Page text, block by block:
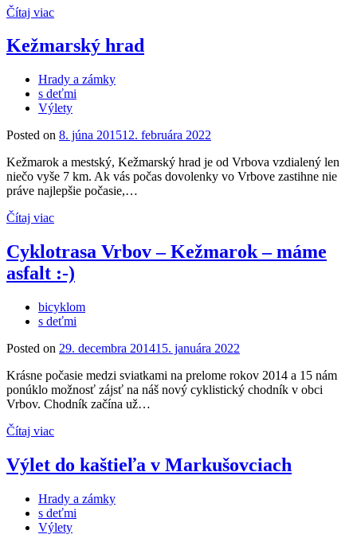
Čítaj viac
Kežmarský hrad
Hrady a zámky
s deťmi
Výlety
Posted on 8. júna 201512. februára 2022
Kežmarok a mestský, Kežmarský hrad je od Vrbova vzdialený len
niečo vyše 7 km. Ak vás počas dovolenky vo Vrbove zastihne nie
práve najlepšie počasie,…
Čítaj viac
Cyklotrasa Vrbov – Kežmarok – máme
asfalt :-)
bicyklom
s deťmi
Posted on 29. decembra 201415. januára 2022
Krásne počasie medzi sviatkami na prelome rokov 2014 a 15 nám
ponúklo možnosť zájsť na náš nový cyklistický chodník v obci
Vrbov. Chodník začína už…
Čítaj viac
Výlet do kaštieľa v Markušovciach
Hrady a zámky
s deťmi
Výlety